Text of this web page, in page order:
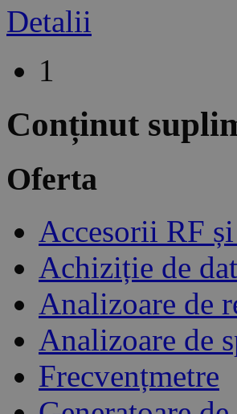
Detalii
1
Conținut
Oferta
Accesorii RF
Achiziție de
Analizoare de
Analizoare de
Frecvențmetre